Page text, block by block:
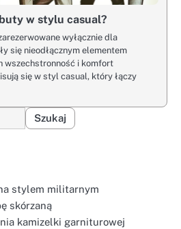
w stylu casual?
wyłącznie dla
się nieodłącznym elementem
wszechstronność i komfort
się w styl casual, który łączy
stylem militarnym
skórzaną
kamizelki garniturowej